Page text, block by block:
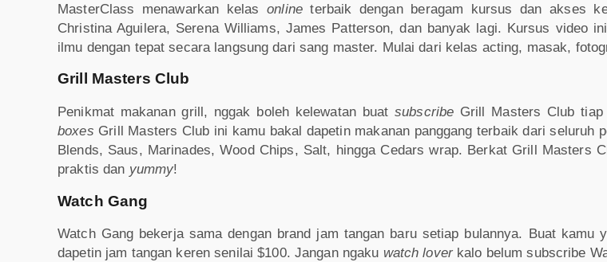
MasterClass menawarkan kelasonlineterbaik dengan beragam kursus dan akses
Christina Aguilera, Serena Williams, James Patterson, dan banyak lagi. Kursus video
ilmu dengan tepat secara langsung dari sang master. Mulai dari kelas acting, masak,
Grill Masters Club
Penikmat makanan grill, nggak boleh kelewatan buatsubscribe Grill Masters Club
boxes Grill Masters Club ini kamu bakal dapetin makanan panggang terbaik dari seluruh
Blends, Saus, Marinades, Wood Chips, Salt, hingga Cedars wrap. Berkat Grill Masters
praktis dan yummy!
Watch Gang
Watch Gang bekerja sama dengan brand jam tangan baru setiap bulannya. Buat kamu
dapetin jam tangan keren senilai $100. Jangan ngaku watch loverkalo belum subscribe